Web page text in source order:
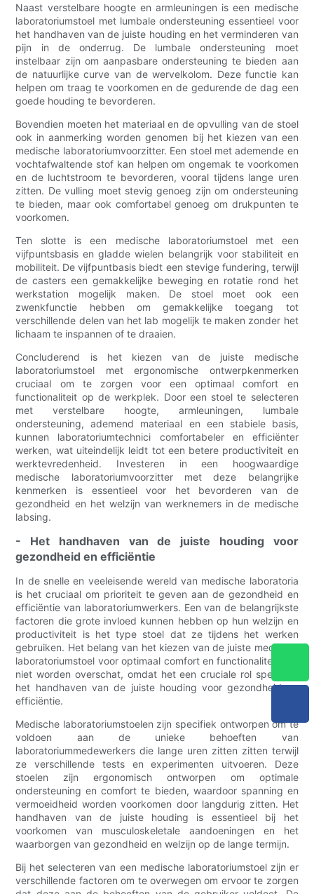
Naast verstelbare hoogte en armleuningen is een medische
laboratoriumstoel met lumbale ondersteuning essentieel voor
het handhaven van de juiste houding en het verminderen van
pijn in de onderrug. De lumbale ondersteuning moet
instelbaar zijn om aanpasbare ondersteuning te bieden aan
de natuurlijke curve van de wervelkolom. Deze functie kan
helpen om traag te voorkomen en de gedurende de dag een
goede houding te bevorderen.
Bovendien moeten het materiaal en de opvulling van de stoel
ook in aanmerking worden genomen bij het kiezen van een
medische laboratoriumvoorzitter. Een stoel met ademende en
vochtafwaltende stof kan helpen om ongemak te voorkomen
en de luchtstroom te bevorderen, vooral tijdens lange uren
zitten. De vulling moet stevig genoeg zijn om ondersteuning
te bieden, maar ook comfortabel genoeg om drukpunten te
voorkomen.
Ten slotte is een medische laboratoriumstoel met een
vijfpuntsbasis en gladde wielen belangrijk voor stabiliteit en
mobiliteit. De vijfpuntbasis biedt een stevige fundering, terwijl
de casters een gemakkelijke beweging en rotatie rond het
werkstation mogelijk maken. De stoel moet ook een
zwenkfunctie hebben om gemakkelijke toegang tot
verschillende delen van het lab mogelijk te maken zonder het
lichaam te inspannen of te draaien.
Concluderend is het kiezen van de juiste medische
laboratoriumstoel met ergonomische ontwerpkenmerken
cruciaal om te zorgen voor een optimaal comfort en
functionaliteit op de werkplek. Door een stoel te selecteren
met verstelbare hoogte, armleuningen, lumbale
ondersteuning, ademend materiaal en een stabiele basis,
kunnen laboratoriumtechnici comfortabeler en efficiënter
werken, wat uiteindelijk leidt tot een betere productiviteit en
werktevredenheid. Investeren in een hoogwaardige
medische laboratoriumvoorzitter met deze belangrijke
kenmerken is essentieel voor het bevorderen van de
gezondheid en het welzijn van werknemers in de medische
labsing.
- Het handhaven van de juiste houding voor
gezondheid en efficiëntie
In de snelle en veeleisende wereld van medische laboratoria
is het cruciaal om prioriteit te geven aan de gezondheid en
efficiëntie van laboratoriumwerkers. Een van de belangrijkste
factoren die grote invloed kunnen hebben op hun welzijn en
productiviteit is het type stoel dat ze tijdens het werken
gebruiken. Het belang van het kiezen van de juiste medische
laboratoriumstoel voor optimaal comfort en functionaliteit kan
niet worden overschat, omdat het een cruciale rol speelt bij
het handhaven van de juiste houding voor gezondheid en
efficiëntie.
Medische laboratoriumstoelen zijn specifiek ontworpen om te
voldoen aan de unieke behoeften van
laboratoriummedewerkers die lange uren zitten zitten terwijl
ze verschillende tests en experimenten uitvoeren. Deze
stoelen zijn ergonomisch ontworpen om optimale
ondersteuning en comfort te bieden, waardoor spanning en
vermoeidheid worden voorkomen door langdurig zitten. Het
handhaven van de juiste houding is essentieel bij het
voorkomen van musculoskeletale aandoeningen en het
waarborgen van gezondheid en welzijn op de lange termijn.
Bij het selecteren van een medische laboratoriumstoel zijn er
verschillende factoren om te overwegen om ervoor te zorgen